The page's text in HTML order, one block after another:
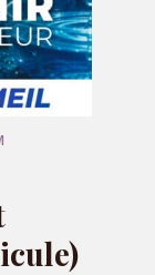
étages
un